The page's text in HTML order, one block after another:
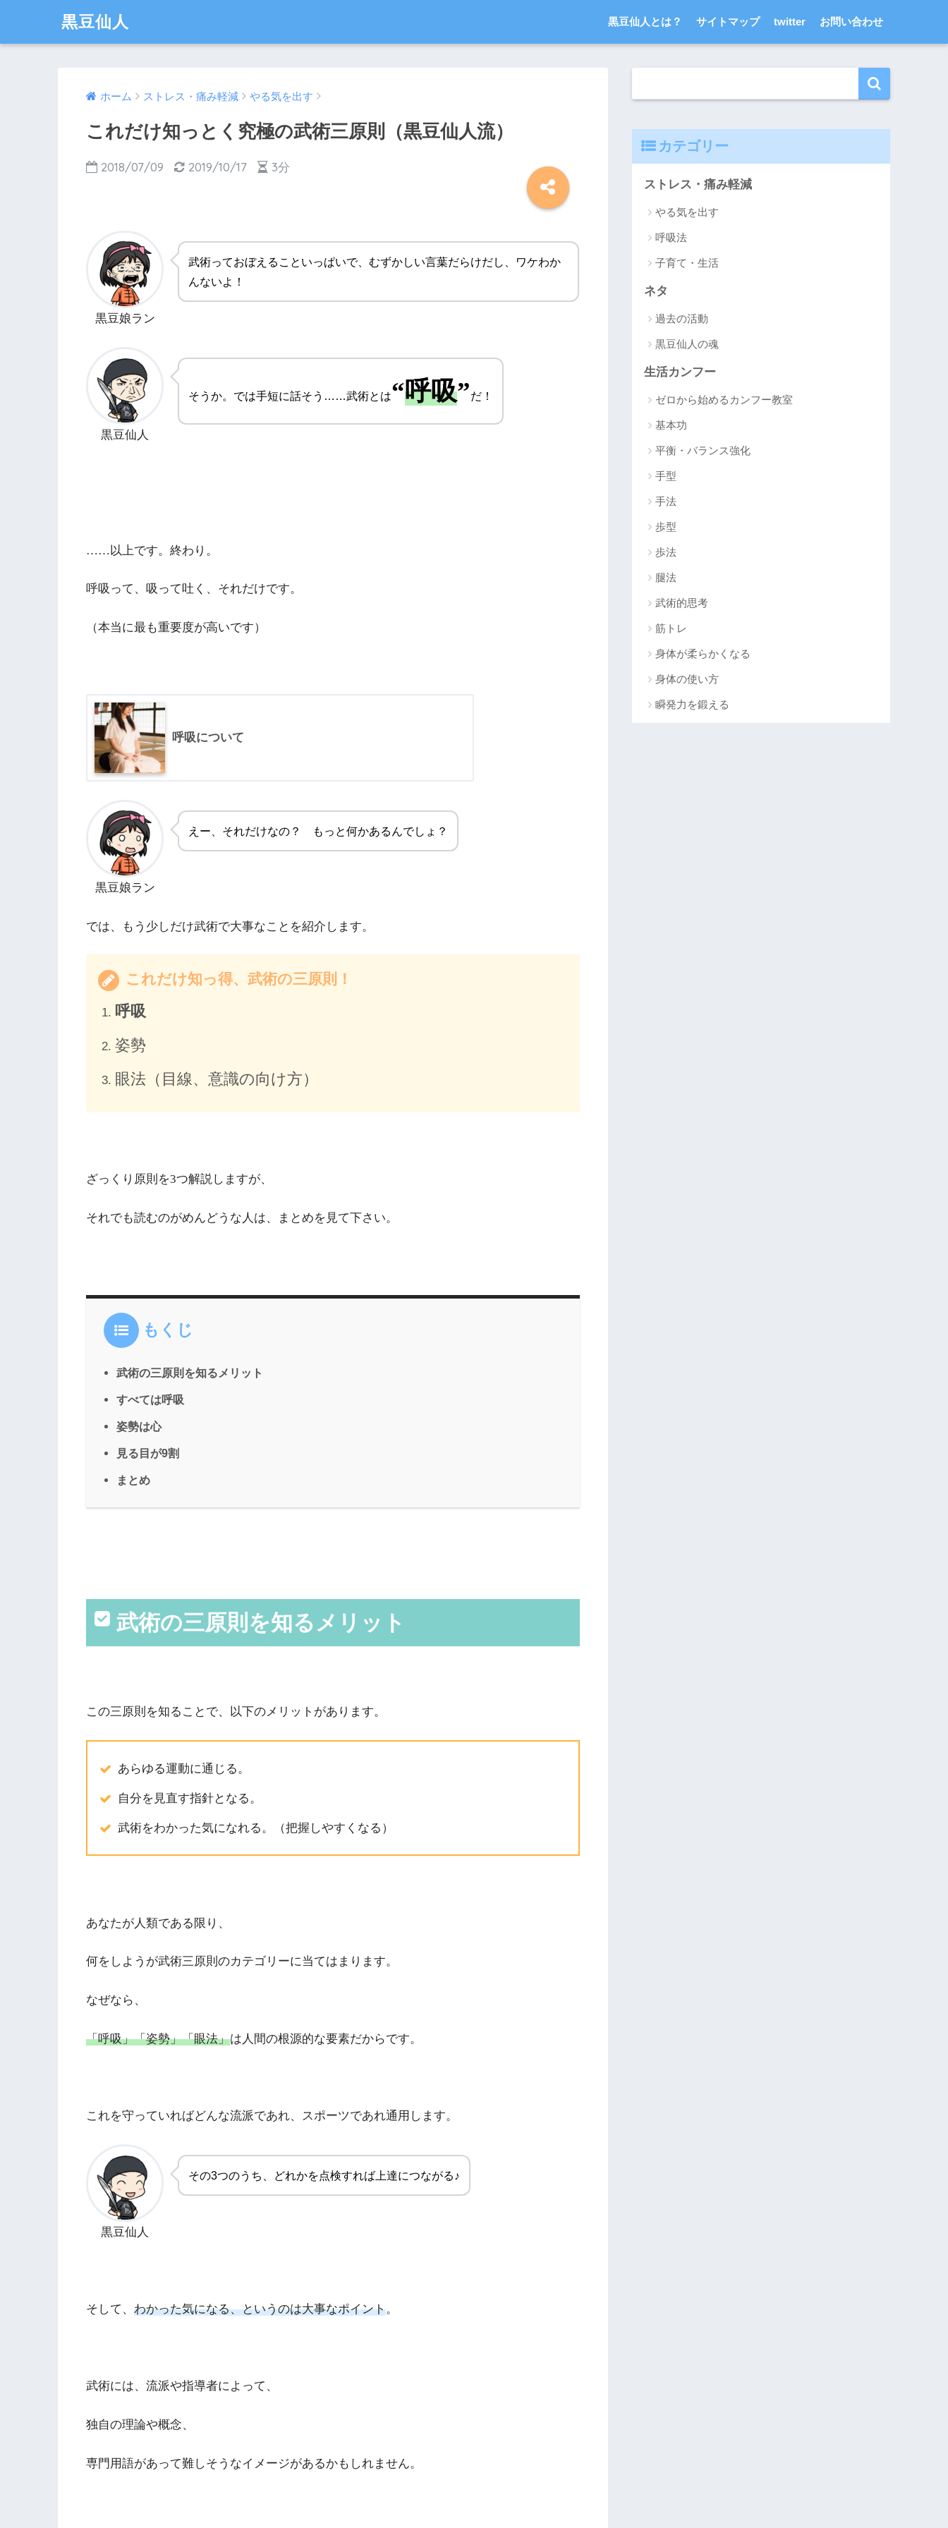
黒豆仙人 黒豆仙人とは？ サイトマップ twitter お問い合わせ
ホーム ストレス・痛み軽減 やる気を出す
これだけ知っとく究極の武術三原則（黒豆仙人流）
2018/07/09 2019/10/17 3分
黒豆娘ラン
武術っておぼえることいっぱいで、むずかしい言葉だらけだし、ワケわか
んないよ！
黒豆仙人
そうか。では手短に話そう……武術とは“呼吸”だ！
……以上です。終わり。
呼吸って、吸って吐く、それだけです。
（本当に最も重要度が高いです）
呼吸について
黒豆娘ラン
えー、それだけなの？ もっと何かあるんでしょ？
では、もう少しだけ武術で大事なことを紹介します。
これだけ知っ得、武術の三原則！
呼吸
姿勢
眼法 （目線、意識の向け方）
ざっくり原則を3つ解説しますが、
それでも読むのがめんどうな人は、まとめを見て下さい。
もくじ
武術の三原則を知るメリット
すべては呼吸
姿勢は心
見る目が9割
まとめ
武術の三原則を知るメリット
この三原則を知ることで、以下のメリットがあります。
あらゆる運動に通じる。
自分を見直す指針となる。
武術をわかった気になれる。（把握しやすくなる）
あなたが人類である限り、
何をしようが武術三原則のカテゴリーに当てはまります。
なぜなら、
「呼吸」「姿勢」「眼法」は人間の根源的な要素だからです。
これを守っていればどんな流派であれ、スポーツであれ通用します。
黒豆仙人
その3つのうち、どれかを点検すれば上達につながる♪
そして、 わかった気になる、というのは大事なポイント。
武術には、流派や指導者によって、
独自の理論や概念、
専門用語があって難しそうなイメージがあるかもしれません。
カテゴリー
ストレス・痛み軽減
やる気を出す
呼吸法
子育て・生活
ネタ
過去の活動
黒豆仙人の魂
生活カンフー
ゼロから始めるカンフー教室
基本功
平衡・バランス強化
手型
手法
歩型
歩法
腿法
武術的思考
筋トレ
身体が柔らかくなる
身体の使い方
瞬発力を鍛える